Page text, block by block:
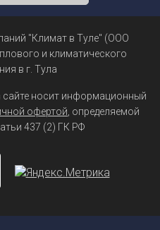
"Климат в Туле" (ООО
и климатического
в г. Тула
носит информационный
офертой , определяемой
437 (2) ГК РФ